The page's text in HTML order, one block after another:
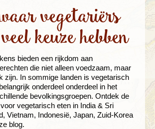
vegetariërs
keuze hebben
bieden een rijkdom aan
die niet alleen voedzaam, maar
zijn. In sommige landen is vegetarisch
onderdeel onderdeel in het
bevolkingsgroepen. Ontdek de
vegetarisch eten in India & Sri
Vietnam, Indonesië, Japan, Zuid-Korea
blog.